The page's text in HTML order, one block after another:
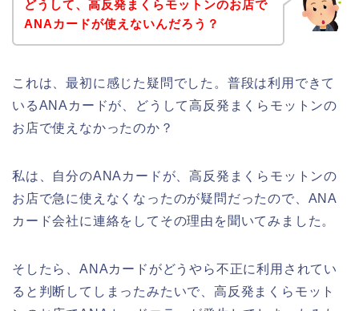
どうして、高反発まくらモットンのお店で
ANAカードが使えないんだろう？
これは、最初に感じた疑問でした。普段は利用できて
いるANAカードが、どうして高反発まくらモットンの
お店で使えなかったのか？
私は、自分のANAカードが、高反発まくらモットンの
お店で急に使えなくなったのが疑問だったので、ANA
カード会社に連絡をしてその理由を聞いてみました。
そしたら、ANAカードがどうやら不正に利用されてい
ると判断してしまったみたいで、高反発まくらモット